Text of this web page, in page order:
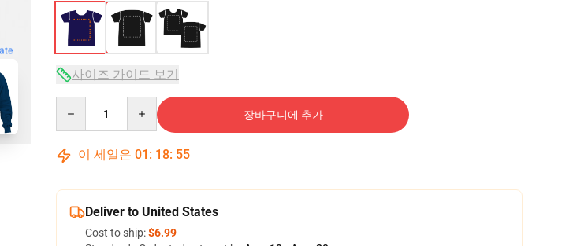
사이즈 가이드 보기
장바구니에 추가
이 세일은 01 : 18: 54
Deliver to United States
Cost to ship:$6.99